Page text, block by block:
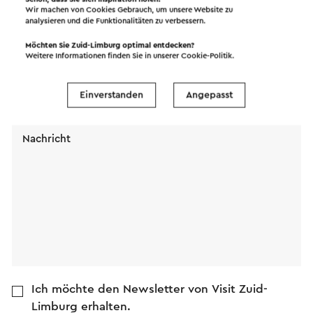
Name
E-Mail Adresse
Nachricht
Ich möchte den Newsletter von Visit Zuid-
Limburg erhalten.
Wir machen von Cookies Gebrauch, um unsere Website zu
analysieren und die Funktionalitäten zu verbessern.
Möchten Sie Zuid-Limburg optimal entdecken?
Weitere Informationen finden Sie in unsererCookie-Politik.
Einverstanden Angepasst